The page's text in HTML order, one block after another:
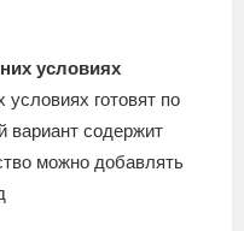
условиях
готовят по
вариант содержит
можно добавлять